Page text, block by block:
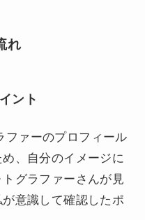
れ
ント
ファーのプロフィール
、自分のイメージに
グラファーさんが見
意識して確認したポ